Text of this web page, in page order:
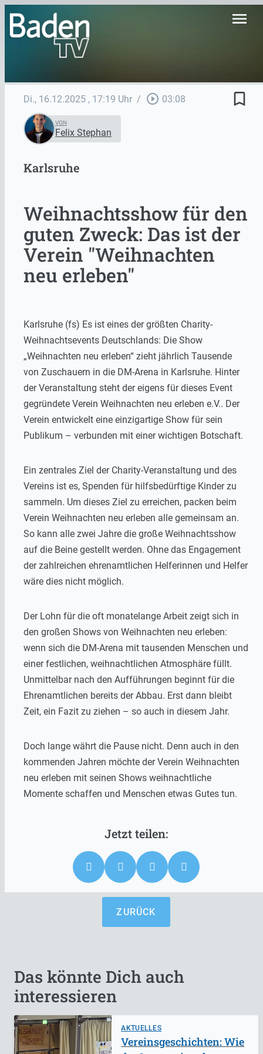
menu
Di., 16.12.2025 , 17:19 Uhr / play_circle_outline 03:08 bookmark_border
VON
Felix Stephan
Karlsruhe
Weihnachtsshow für den
guten Zweck: Das ist der
Verein "Weihnachten
neu erleben"
Karlsruhe (fs) Es ist eines der größten Charity-
Weihnachtsevents Deutschlands: Die Show
„Weihnachten neu erleben“ zieht jährlich Tausende
von Zuschauern in die DM-Arena in Karlsruhe. Hinter
der Veranstaltung steht der eigens für dieses Event
gegründete Verein Weihnachten neu erleben e.V.. Der
Verein entwickelt eine einzigartige Show für sein
Publikum – verbunden mit einer wichtigen Botschaft.
Ein zentrales Ziel der Charity-Veranstaltung und des
Vereins ist es, Spenden für hilfsbedürftige Kinder zu
sammeln. Um dieses Ziel zu erreichen, packen beim
Verein Weihnachten neu erleben alle gemeinsam an.
So kann alle zwei Jahre die große Weihnachtsshow
auf die Beine gestellt werden. Ohne das Engagement
der zahlreichen ehrenamtlichen Helferinnen und Helfer
wäre dies nicht möglich.
Der Lohn für die oft monatelange Arbeit zeigt sich in
den großen Shows von Weihnachten neu erleben:
wenn sich die DM-Arena mit tausenden Menschen und
einer festlichen, weihnachtlichen Atmosphäre füllt.
Unmittelbar nach den Aufführungen beginnt für die
Ehrenamtlichen bereits der Abbau. Erst dann bleibt
Zeit, ein Fazit zu ziehen – so auch in diesem Jahr.
Doch lange währt die Pause nicht. Denn auch in den
kommenden Jahren möchte der Verein Weihnachten
neu erleben mit seinen Shows weihnachtliche
Momente schaffen und Menschen etwas Gutes tun.
ZURÜCK
Das könnte Dich auch
interessieren
AKTUELLES
Vereinsgeschichten: Wie